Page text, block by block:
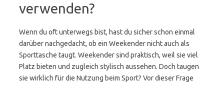
verwenden?
Wenn du oft unterwegs bist, hast du sicher schon einmal
darüber nachgedacht, ob ein Weekender nicht auch als
Sporttasche taugt. Weekender sind praktisch, weil sie viel
Platz bieten und zugleich stylisch aussehen. Doch taugen
sie wirklich für die Nutzung beim Sport? Vor dieser Frage